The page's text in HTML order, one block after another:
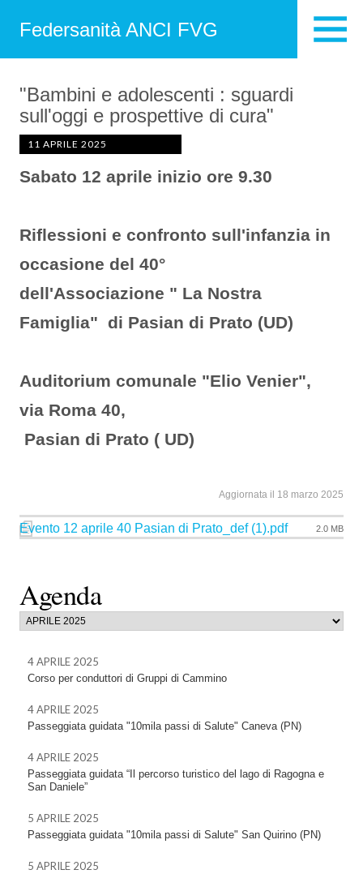
Federsanità ANCI FVG
Agenda
4 APRILE 2025
Corso per conduttori di Gruppi di Cammino
4 APRILE 2025
Passeggiata guidata "10mila passi di Salute" Caneva (PN)
4 APRILE 2025
Passeggiata guidata “Il percorso turistico del lago di Ragogna e
San Daniele”
5 APRILE 2025
Passeggiata guidata "10mila passi di Salute" San Quirino (PN)
5 APRILE 2025
"Bambini e adolescenti : sguardi
sull'oggi e prospettive di cura"
11 APRILE 2025
Sabato 12 aprile inizio ore 9.30
Riflessioni e confronto sull'infanzia in
occasione del 40°
dell'Associazione " La Nostra
Famiglia" di Pasian di Prato (UD)
Auditorium comunale "Elio Venier",
via Roma 40,
Pasian di Prato ( UD)
Aggiornata il 18 marzo 2025
Evento 12 aprile 40 Pasian di Prato_def (1).pdf 2.0 MB